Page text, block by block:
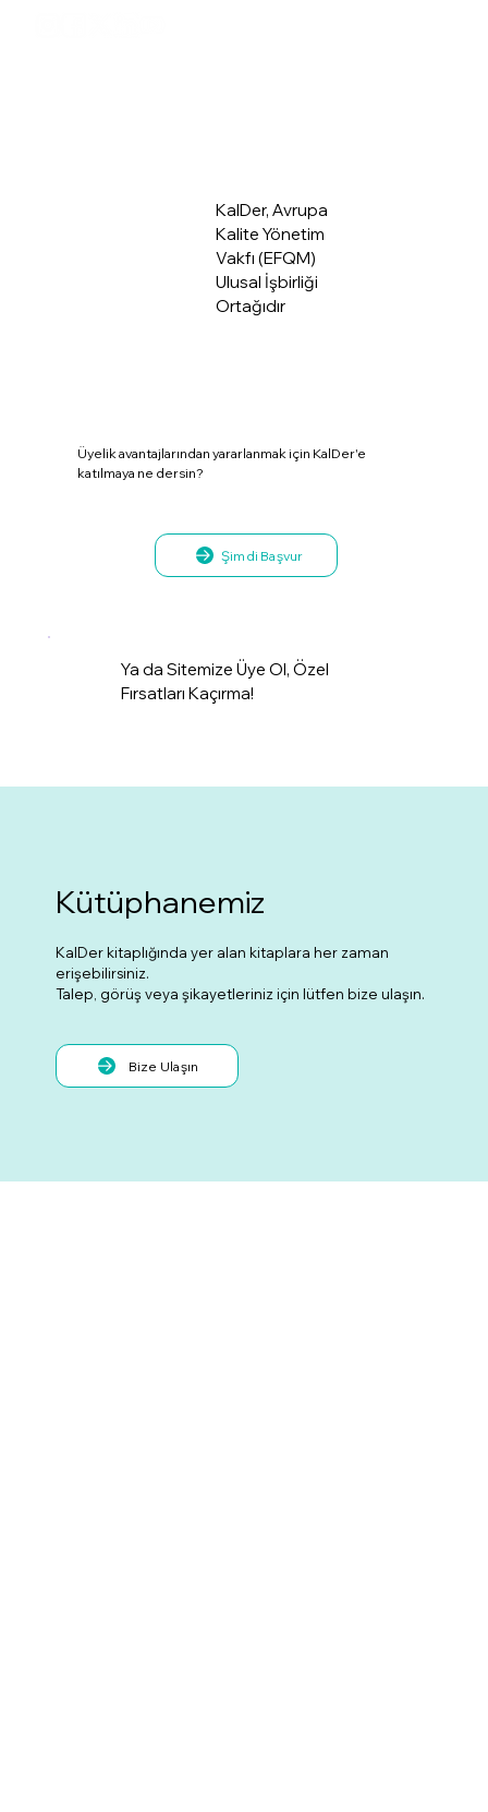
KalDer, Avrupa
Kalite Yönetim
Vakfı (EFQM)
Ulusal İşbirliği
Ortağıdır
Kütüphanemiz
KalDer kitaplığında yer alan kitaplara her zaman
erişebilirsiniz.
Talep, görüş veya şikayetleriniz için lütfen bize ulaşın.
Bize Ulaşın
Üyelik avantajlarından yararlanmak için KalDer'e
katılmaya ne dersin?
Şimdi Başvur
Ya da Sitemize Üye Ol, Özel
Fırsatları Kaçırma!